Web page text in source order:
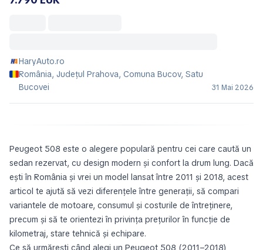
HaryAuto.ro
România, Județul Prahova, Comuna Bucov, Satu
Bucovei
31 Mai 2026
Peugeot 508 este o alegere populară pentru cei care caută un
sedan rezervat, cu design modern și confort la drum lung. Dacă
ești în România și vrei un model lansat între 2011 și 2018, acest
articol te ajută să vezi diferențele între generații, să compari
variantele de motoare, consumul și costurile de întreținere,
precum și să te orientezi în privința prețurilor în funcție de
kilometraj, stare tehnică și echipare.
Ce să urmărești când alegi un Peugeot 508 (2011–2018)